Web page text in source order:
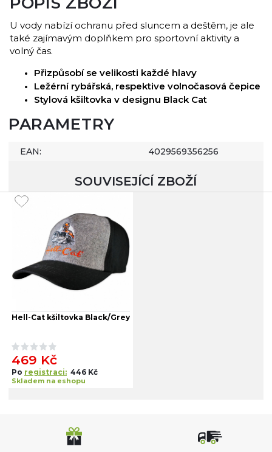
U vody nabízí ochranu před sluncem a deštěm, je ale
také zajímavým doplňkem pro sportovní aktivity a
volný čas.
Přizpůsobí se velikosti každé hlavy
Ležérní rybářská, respektive volnočasová čepice
Stylová kšiltovka v designu Black Cat
PARAMETRY
EAN: 4029569356256
SOUVISEJÍCÍ ZBOŽÍ
Hell-Cat kšiltovka Black/Grey
469 Kč
Po registraci: 446 Kč
Skladem na eshopu